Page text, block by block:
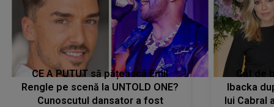
CE A PUTUT să pățească Emil
Rengle pe scenă la UNTOLD ONE?
Cunoscutul dansator a fost
Cât de
Ibacka
lui Cabral